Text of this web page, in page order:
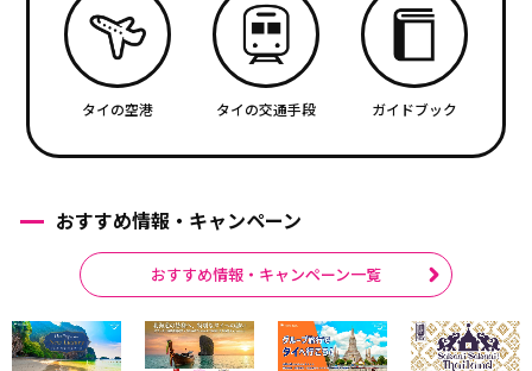
タイの空港 タイの交通手段 ガイドブック
おすすめ情報・キャンペーン
おすすめ情報・キャンペーン一覧